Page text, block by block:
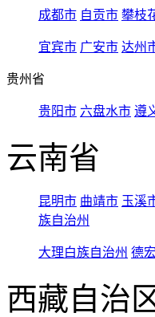
成都市 自贡市 攀枝
宜宾市 广安市 达州
贵州省
贵阳市 六盘水市 遵
云南省
昆明市 曲靖市 玉溪
族自治州
大理白族自治州 德
西藏自治